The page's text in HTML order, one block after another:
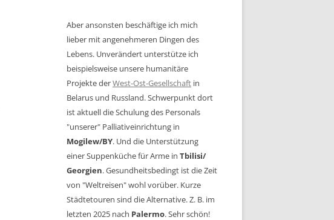
Aber ansonsten beschäftige ich mich
lieber mit angenehmeren Dingen des
Lebens. Unverändert unterstütze ich
beispielsweise unsere humanitäre
Projekte derWest-Ost-Gesellschaft in
Belarus und Russland. Schwerpunkt dort
ist aktuell die Schulung des Personals
"unserer" Palliativeinrichtung in
Mogilew/BY. Und die Unterstützung
einer Suppenküche für Arme in Tbilisi/
Georgien. Gesundheitsbedingt ist die Zeit
von "Weltreisen" wohl vorüber. Kurze
Städtetouren sind die Alternative. Z. B. im
letzten 2025 nach Palermo. Sehr schön!